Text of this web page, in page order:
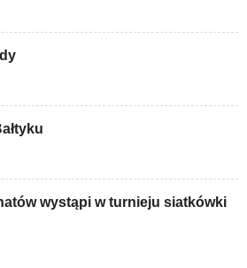
wystąpi w turnieju siatkówki